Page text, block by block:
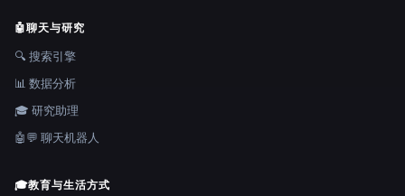
🤖聊天与研究
🔍 搜索引擎
📊 数据分析
🎓 研究助理
🤖💬 聊天机器人
🎓教育与生活方式